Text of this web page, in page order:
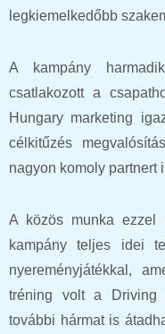
legkiemelkedőbb
A kampány
csatlakozott a
Hungary marketing
célkitűzés
nagyon komoly partnert
A közös munka ezzel
kampány teljes idei
nyereményjátékkal,
tréning volt a Driving
további hármat is